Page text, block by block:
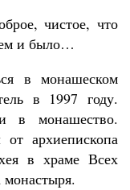
чистое, что
и было…
в монашеском
в 1997 году.
в монашество.
архиепископа
в храме Всех